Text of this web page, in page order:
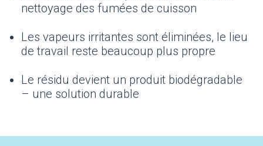
nettoyage des fumées de cuisson
Les vapeurs irritantes sont éliminées, le lieu
de travail reste beaucoup plus propre
Le résidu devient un produit biodégradable
– une solution durable